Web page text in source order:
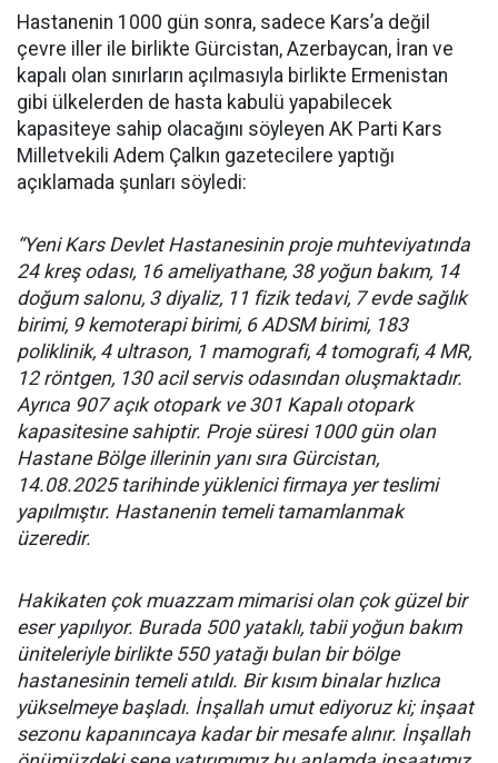
Hastanenin 1000 gün sonra, sadece Kars’a değil
çevre iller ile birlikte Gürcistan, Azerbaycan, İran ve
kapalı olan sınırların açılmasıyla birlikte Ermenistan
gibi ülkelerden de hasta kabulü yapabilecek
kapasiteye sahip olacağını söyleyen AK Parti Kars
Milletvekili Adem Çalkın gazetecilere yaptığı
açıklamada şunları söyledi:
“Yeni Kars Devlet Hastanesinin proje muhteviyatında
24 kreş odası, 16 ameliyathane, 38 yoğun bakım, 14
doğum salonu, 3 diyaliz, 11 fizik tedavi, 7 evde sağlık
birimi, 9 kemoterapi birimi, 6 ADSM birimi, 183
poliklinik, 4 ultrason, 1 mamografi, 4 tomografi, 4 MR,
12 röntgen, 130 acil servis odasından oluşmaktadır.
Ayrıca 907 açık otopark ve 301 Kapalı otopark
kapasitesine sahiptir. Proje süresi 1000 gün olan
Hastane Bölge illerinin yanı sıra Gürcistan,
14.08.2025 tarihinde yüklenici firmaya yer teslimi
yapılmıştır. Hastanenin temeli tamamlanmak
üzeredir.
Hakikaten çok muazzam mimarisi olan çok güzel bir
eser yapılıyor. Burada 500 yataklı, tabii yoğun bakım
üniteleriyle birlikte 550 yatağı bulan bir bölge
hastanesinin temeli atıldı. Bir kısım binalar hızlıca
yükselmeye başladı. İnşallah umut ediyoruz ki; inşaat
sezonu kapanıncaya kadar bir mesafe alınır. İnşallah